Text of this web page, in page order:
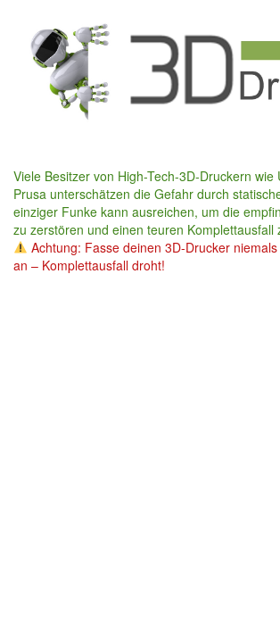
content
Viele Besitzer von High-Tech-3D-Druckern wie
Prusa unterschätzen die Gefahr durch
einziger Funke kann ausreichen, um die
zu zerstören und einen teuren Komplettausfall
Achtung: Fasse deinen 3D-Drucker
an – Komplettausfall droht!